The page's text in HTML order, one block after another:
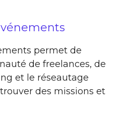
permet de
de freelances, de
et le réseautage
des missions et